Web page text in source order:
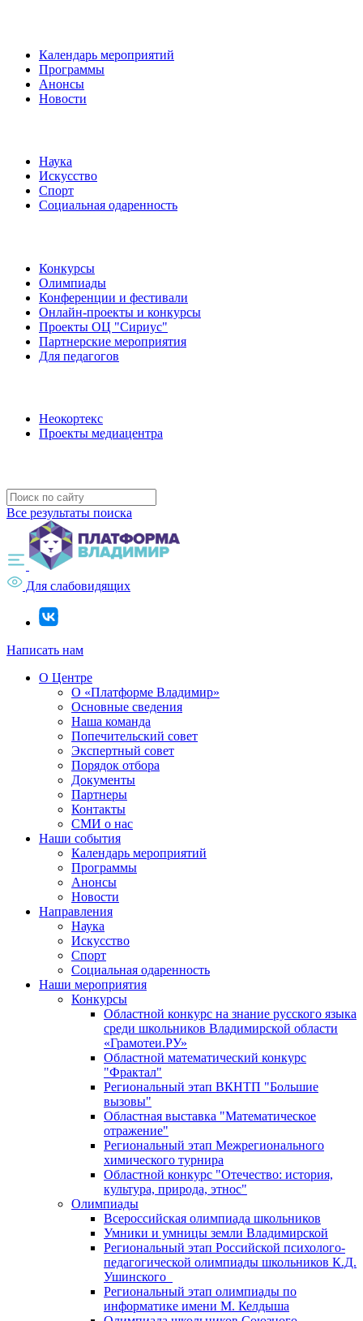
Календарь мероприятий
Программы
Анонсы
Новости
Наука
Искусство
Спорт
Социальная одаренность
Конкурсы
Олимпиады
Конференции и фестивали
Онлайн-проекты и конкурсы
Проекты ОЦ "Сириус"
Партнерские мероприятия
Для педагогов
Неокортекс
Проекты медиацентра
Все результаты поиска
Для слабовидящих
Написать нам
О Центре
О «Платформе Владимир»
Основные сведения
Наша команда
Попечительский совет
Экспертный совет
Порядок отбора
Документы
Партнеры
Контакты
СМИ о нас
Наши события
Календарь мероприятий
Программы
Анонсы
Новости
Направления
Наука
Искусство
Спорт
Социальная одаренность
Наши мероприятия
Конкурсы
Областной конкурс на знание русского языка
среди школьников Владимирской области
«Грамотеи.РУ»
Областной математический конкурс
"Фрактал"
Региональный этап ВКНТП "Большие
вызовы"
Областная выставка "Математическое
отражение"
Региональный этап Межрегионального
химического турнира
Областной конкурс "Отечество: история,
культура, природа, этнос"
Олимпиады
Всероссийская олимпиада школьников
Умники и умницы земли Владимирской
Региональный этап Российской психолого-
педагогической олимпиады школьников К.Д.
Ушинского
Региональный этап олимпиады по
информатике имени М. Келдыша